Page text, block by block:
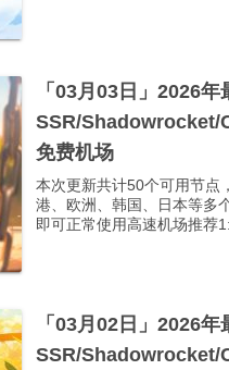
「03月03日」2026
SSR/Shadowrocket/
免费机场
本次更新共计50个可用节点
港、欧洲、韩国、日本等多
即可正常使用高速机场推荐
「03月02日」2026
SSR/Shadowrocket/